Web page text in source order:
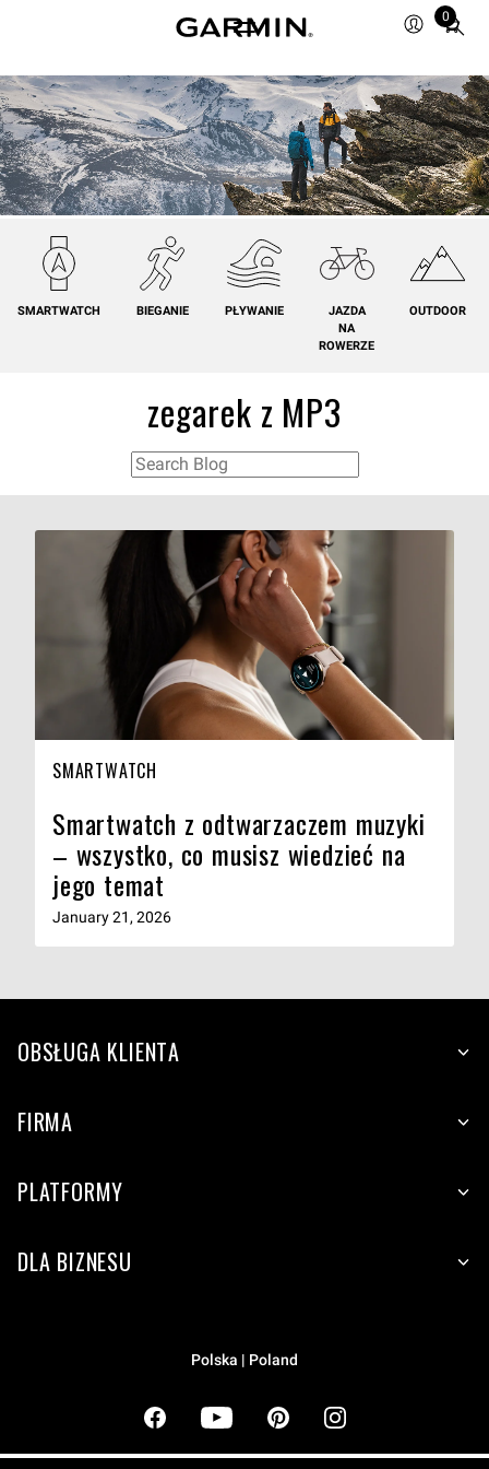
0
Total
in
cart:
0
SMARTWATCH BIEGANIE PŁYWANIE
JAZDA
NA
ROWERZE
OUTDOOR
zegarek z MP3
SMARTWATCH
Smartwatch z odtwarzaczem muzyki
– wszystko, co musisz wiedzieć na
jego temat
January 21, 2026
OBSŁUGA KLIENTA
FIRMA
PLATFORMY
DLA BIZNESU
Polska | Poland